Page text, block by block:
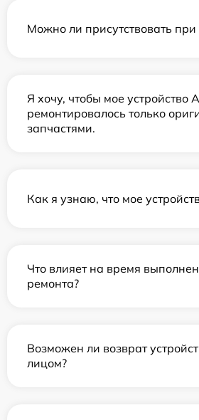
Можно ли присутствовать при
Я хочу, чтобы мое устройство
ремонтировалось только
запчастями.
Как я узнаю, что мое
Что влияет на время
ремонта?
Возможен ли возврат
лицом?